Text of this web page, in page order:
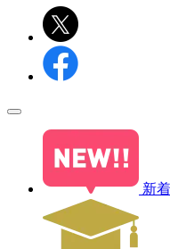
新着